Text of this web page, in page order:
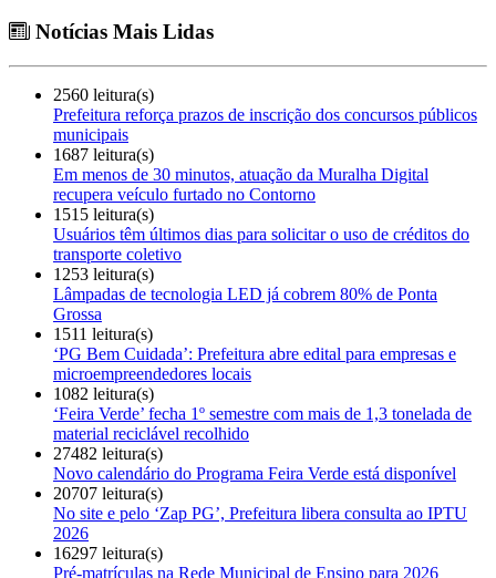
Notícias Mais Lidas
2560 leitura(s)
Prefeitura reforça prazos de inscrição dos concursos públicos
municipais
1687 leitura(s)
Em menos de 30 minutos, atuação da Muralha Digital
recupera veículo furtado no Contorno
1515 leitura(s)
Usuários têm últimos dias para solicitar o uso de créditos do
transporte coletivo
1253 leitura(s)
Lâmpadas de tecnologia LED já cobrem 80% de Ponta
Grossa
1511 leitura(s)
‘PG Bem Cuidada’: Prefeitura abre edital para empresas e
microempreendedores locais
1082 leitura(s)
‘Feira Verde’ fecha 1º semestre com mais de 1,3 tonelada de
material reciclável recolhido
27482 leitura(s)
Novo calendário do Programa Feira Verde está disponível
20707 leitura(s)
No site e pelo ‘Zap PG’, Prefeitura libera consulta ao IPTU
2026
16297 leitura(s)
Pré-matrículas na Rede Municipal de Ensino para 2026